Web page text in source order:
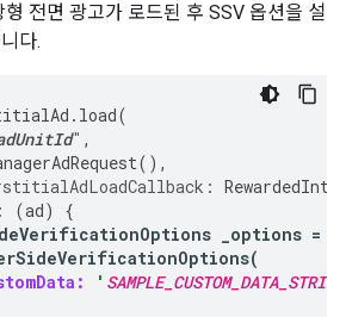
전면 광고가 로드된 후 SSV 옵션을 설
다.
. load(
" ,
(),
(ad)
{
_options =
(
' SAMPLE_CUSTOM_DATA_STRING